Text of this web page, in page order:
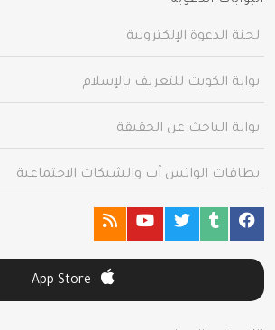
لجنة الدعوة الإلكترونية
بوابة الكويت للتعريف بالإسلام
بوابة الباحث عن الحقيقة
بطاقات الواتس آب والشبكات الاجتماعية